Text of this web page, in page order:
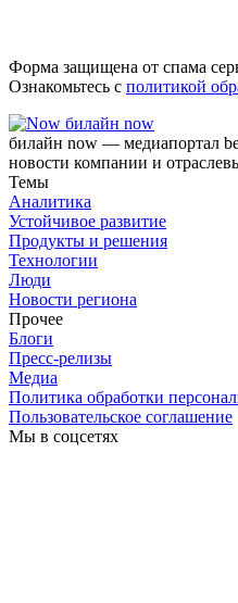
Форма защищена от спама
Ознакомьтесь с политикой
билайн now
билайн now — медиапортал
новости компании и
Темы
Аналитика
Устойчивое развитие
Продукты и решения
Технологии
Люди
Новости региона
Прочее
Блоги
Пресс-релизы
Медиа
Политика обработки
Пользовательское соглашение
Мы в соцсетях